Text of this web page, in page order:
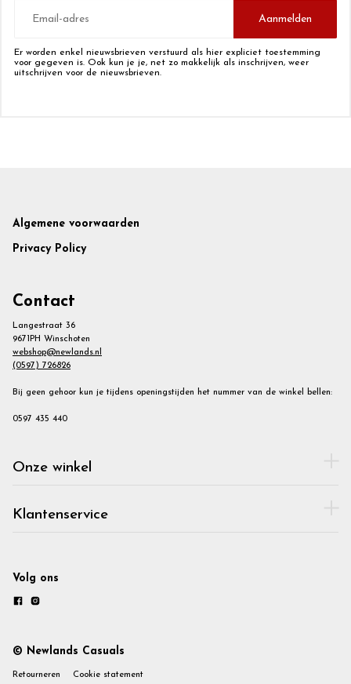
mailadres
Aanmelden
Er worden enkel nieuwsbrieven verstuurd als hier expliciet toestemming
voor gegeven is. Ook kun je je, net zo makkelijk als inschrijven, weer
uitschrijven voor de nieuwsbrieven.
Footer
Algemene voorwaarden
Privacy Policy
Contact
Langestraat 36
9671PH Winschoten
webshop@newlands.nl
(0597) 726826
Bij geen gehoor kun je tijdens openingstijden het nummer van de winkel bellen:
0597 435 440
Onze winkel
Klantenservice
Volg ons
© Newlands Casuals
Retourneren Cookie statement